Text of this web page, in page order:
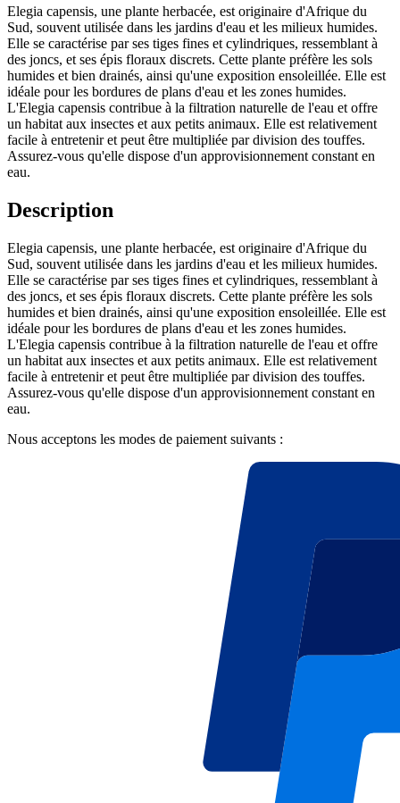
Elegia capensis, une plante herbacée, est originaire d'Afrique du
Sud, souvent utilisée dans les jardins d'eau et les milieux humides.
Elle se caractérise par ses tiges fines et cylindriques, ressemblant à
des joncs, et ses épis floraux discrets. Cette plante préfère les sols
humides et bien drainés, ainsi qu'une exposition ensoleillée. Elle est
idéale pour les bordures de plans d'eau et les zones humides.
L'Elegia capensis contribue à la filtration naturelle de l'eau et offre
un habitat aux insectes et aux petits animaux. Elle est relativement
facile à entretenir et peut être multipliée par division des touffes.
Assurez-vous qu'elle dispose d'un approvisionnement constant en
eau.
Description
Elegia capensis, une plante herbacée, est originaire d'Afrique du
Sud, souvent utilisée dans les jardins d'eau et les milieux humides.
Elle se caractérise par ses tiges fines et cylindriques, ressemblant à
des joncs, et ses épis floraux discrets. Cette plante préfère les sols
humides et bien drainés, ainsi qu'une exposition ensoleillée. Elle est
idéale pour les bordures de plans d'eau et les zones humides.
L'Elegia capensis contribue à la filtration naturelle de l'eau et offre
un habitat aux insectes et aux petits animaux. Elle est relativement
facile à entretenir et peut être multipliée par division des touffes.
Assurez-vous qu'elle dispose d'un approvisionnement constant en
eau.
Nous acceptons les modes de paiement suivants :